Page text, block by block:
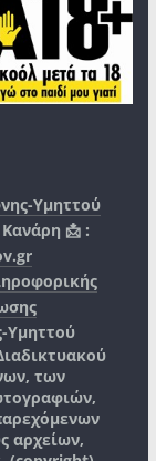
Υμηττού
📩 :
Υμηττού
των
αρχείων,